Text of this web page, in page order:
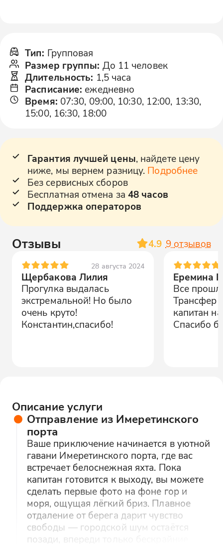
Тип: Групповая
Размер группы: До 11 человек
Длительность: 1,5 часа
Расписание: ежедневно
Время: 07:30, 09:00, 10:30, 12:00, 13:30,
15:00, 16:30, 18:00
Гарантия лучшей цены, найдете цену
ниже, мы вернем разницу. Подробнее
Без сервисных сборов
Бесплатная отмена за 48 часов
Поддержка операторов
Отзывы 4.9 9 отзывов
28 августа 2024
Щербакова Лилия
Прогулка выдалась
экстремальной! Но было
очень круто!
Константин,спасибо!
Еремина
Все
Трансфер
капитан
Спасибо
Описание услуги
Отправление из Имеретинского
порта
Ваше приключение начинается в уютной
гавани Имеретинского порта, где вас
встречает белоснежная яхта. Пока
капитан готовится к выходу, вы можете
сделать первые фото на фоне гор и
моря, ощущая лёгкий бриз. Плавное
отдаление от берега дарит чувство
свободы — городской шум остаётся
позади, впереди только бескрайние